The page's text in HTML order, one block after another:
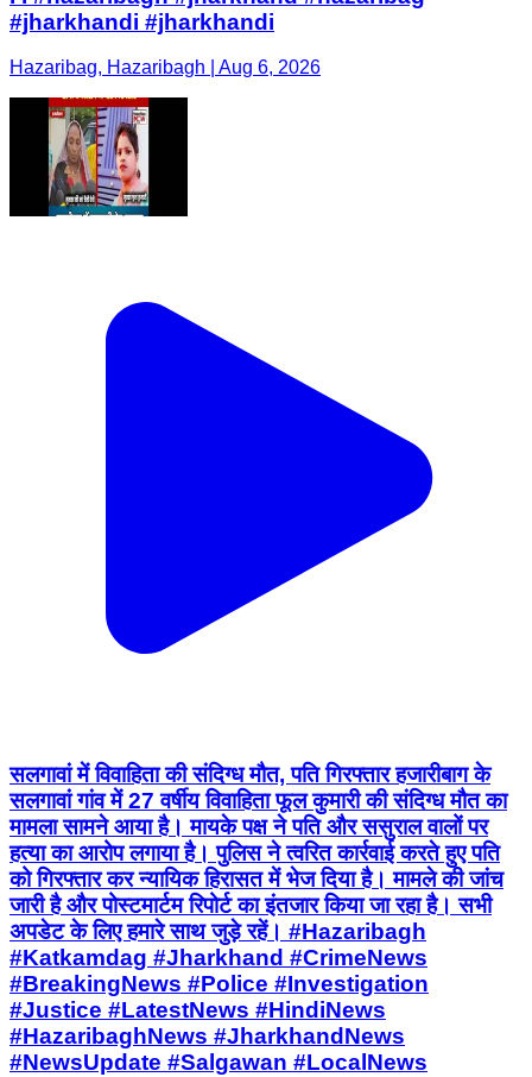
#jharkhandi #jharkhandi
Hazaribag, Hazaribagh | Aug 6, 2026
सलगावां में विवाहिता की संदिग्ध मौत, पति गिरफ्तार हजारीबाग के
सलगावां गांव में 27 वर्षीय विवाहिता फूल कुमारी की संदिग्ध मौत का
मामला सामने आया है। मायके पक्ष ने पति और ससुराल वालों पर
हत्या का आरोप लगाया है। पुलिस ने त्वरित कार्रवाई करते हुए पति
को गिरफ्तार कर न्यायिक हिरासत में भेज दिया है। मामले की जांच
जारी है और पोस्टमार्टम रिपोर्ट का इंतजार किया जा रहा है। सभी
अपडेट के लिए हमारे साथ जुड़े रहें। #Hazaribagh
#Katkamdag #Jharkhand #CrimeNews
#BreakingNews #Police #Investigation
#Justice #LatestNews #HindiNews
#HazaribaghNews #JharkhandNews
#NewsUpdate #Salgawan #LocalNews